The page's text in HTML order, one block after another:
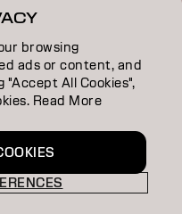
of
browsing
ads or content, and
All Cookies",
Read More